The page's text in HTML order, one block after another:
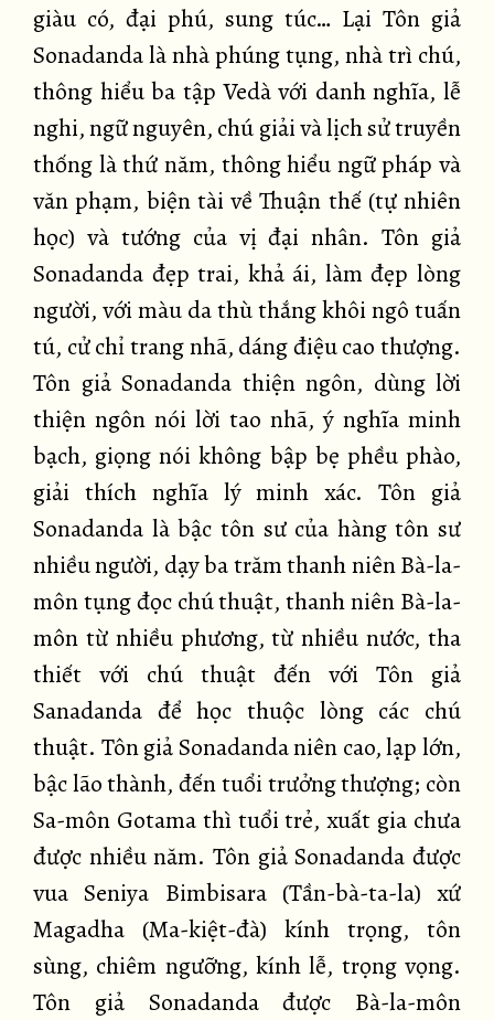
giàu có, đại phú, sung túc… Lại Tôn giả
Sonadanda là nhà phúng tụng, nhà trì chú,
thông hiểu ba tập Vedà với danh nghĩa, lễ
nghi, ngữ nguyên, chú giải và lịch sử truyền
thống là thứ năm, thông hiểu ngữ pháp và
văn phạm, biện tài về Thuận thế (tự nhiên
học) và tướng của vị đại nhân. Tôn giả
Sonadanda đẹp trai, khả ái, làm đẹp lòng
người, với màu da thù thắng khôi ngô tuấn
tú, cử chỉ trang nhã, dáng điệu cao thượng.
Tôn giả Sonadanda thiện ngôn, dùng lời
thiện ngôn nói lời tao nhã, ý nghĩa minh
bạch, giọng nói không bập bẹ phều phào,
giải thích nghĩa lý minh xác. Tôn giả
Sonadanda là bậc tôn sư của hàng tôn sư
nhiều người, dạy ba trăm thanh niên Bà-la-
môn tụng đọc chú thuật, thanh niên Bà-la-
môn từ nhiều phương, từ nhiều nước, tha
thiết với chú thuật đến với Tôn giả
Sanadanda để học thuộc lòng các chú
thuật. Tôn giả Sonadanda niên cao, lạp lớn,
bậc lão thành, đến tuổi trưởng thượng; còn
Sa-môn Gotama thì tuổi trẻ, xuất gia chưa
được nhiều năm. Tôn giả Sonadanda được
vua Seniya Bimbisara (Tần-bà-ta-la) xứ
Magadha (Ma-kiệt-đà) kính trọng, tôn
sùng, chiêm ngưỡng, kính lễ, trọng vọng.
Tôn giả Sonadanda được Bà-la-môn